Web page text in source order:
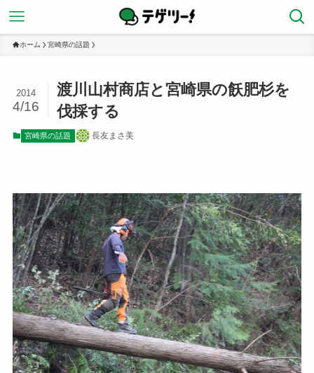
ホーム 宮崎県の話題
渡川山村商店と宮崎県の飫肥杉を
伐採する
2014
4/16
宮崎県の話題 長友まさ美